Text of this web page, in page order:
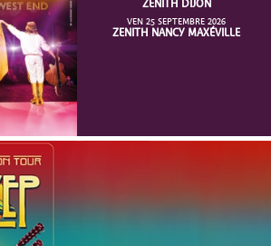
ZENITH DIJON
VEN 25 SEPTEMBRE 2026
ZENITH NANCY MAXÉVILLE